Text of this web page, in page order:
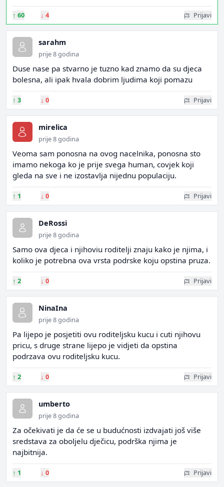
↑ 60 ↓ 4 Prijavi
sarahm
prije 8 godina
Duse nase pa stvarno je tuzno kad znamo da su djeca
bolesna, ali ipak hvala dobrim ljudima koji pomazu
↑ 3 ↓ 0 Prijavi
mirelica
prije 8 godina
Veoma sam ponosna na ovog nacelnika, ponosna sto
imamo nekoga ko je prije svega human, covjek koji
gleda na sve i ne izostavlja nijednu populaciju.
↑ 1 ↓ 0 Prijavi
DeRossi
prije 8 godina
Samo ova djeca i njihoviu roditelji znaju kako je njima, i
koliko je potrebna ova vrsta podrske koju opstina pruza.
↑ 2 ↓ 0 Prijavi
NinaIna
prije 8 godina
Pa lijepo je posjetiti ovu roditeljsku kucu i cuti njihovu
pricu, s druge strane lijepo je vidjeti da opstina
podrzava ovu roditeljsku kucu.
↑ 2 ↓ 0 Prijavi
umberto
prije 8 godina
Za očekivati je da će se u budućnosti izdvajati još više
sredstava za oboljelu dječicu, podrška njima je
najbitnija.
↑ 1 ↓ 0 Prijavi